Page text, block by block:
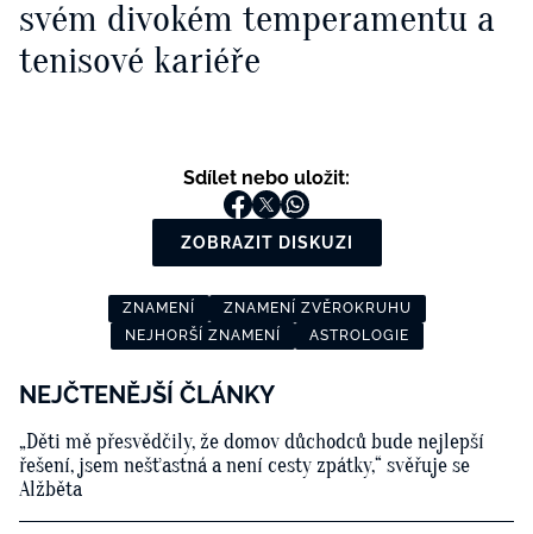
svém divokém temperamentu a
tenisové kariéře
Sdílet nebo uložit:
ZOBRAZIT DISKUZI
ZNAMENÍ
ZNAMENÍ ZVĚROKRUHU
NEJHORŠÍ ZNAMENÍ
ASTROLOGIE
NEJČTENĚJŠÍ ČLÁNKY
„Děti mě přesvědčily, že domov důchodců bude nejlepší
řešení, jsem nešťastná a není cesty zpátky,“ svěřuje se
Alžběta